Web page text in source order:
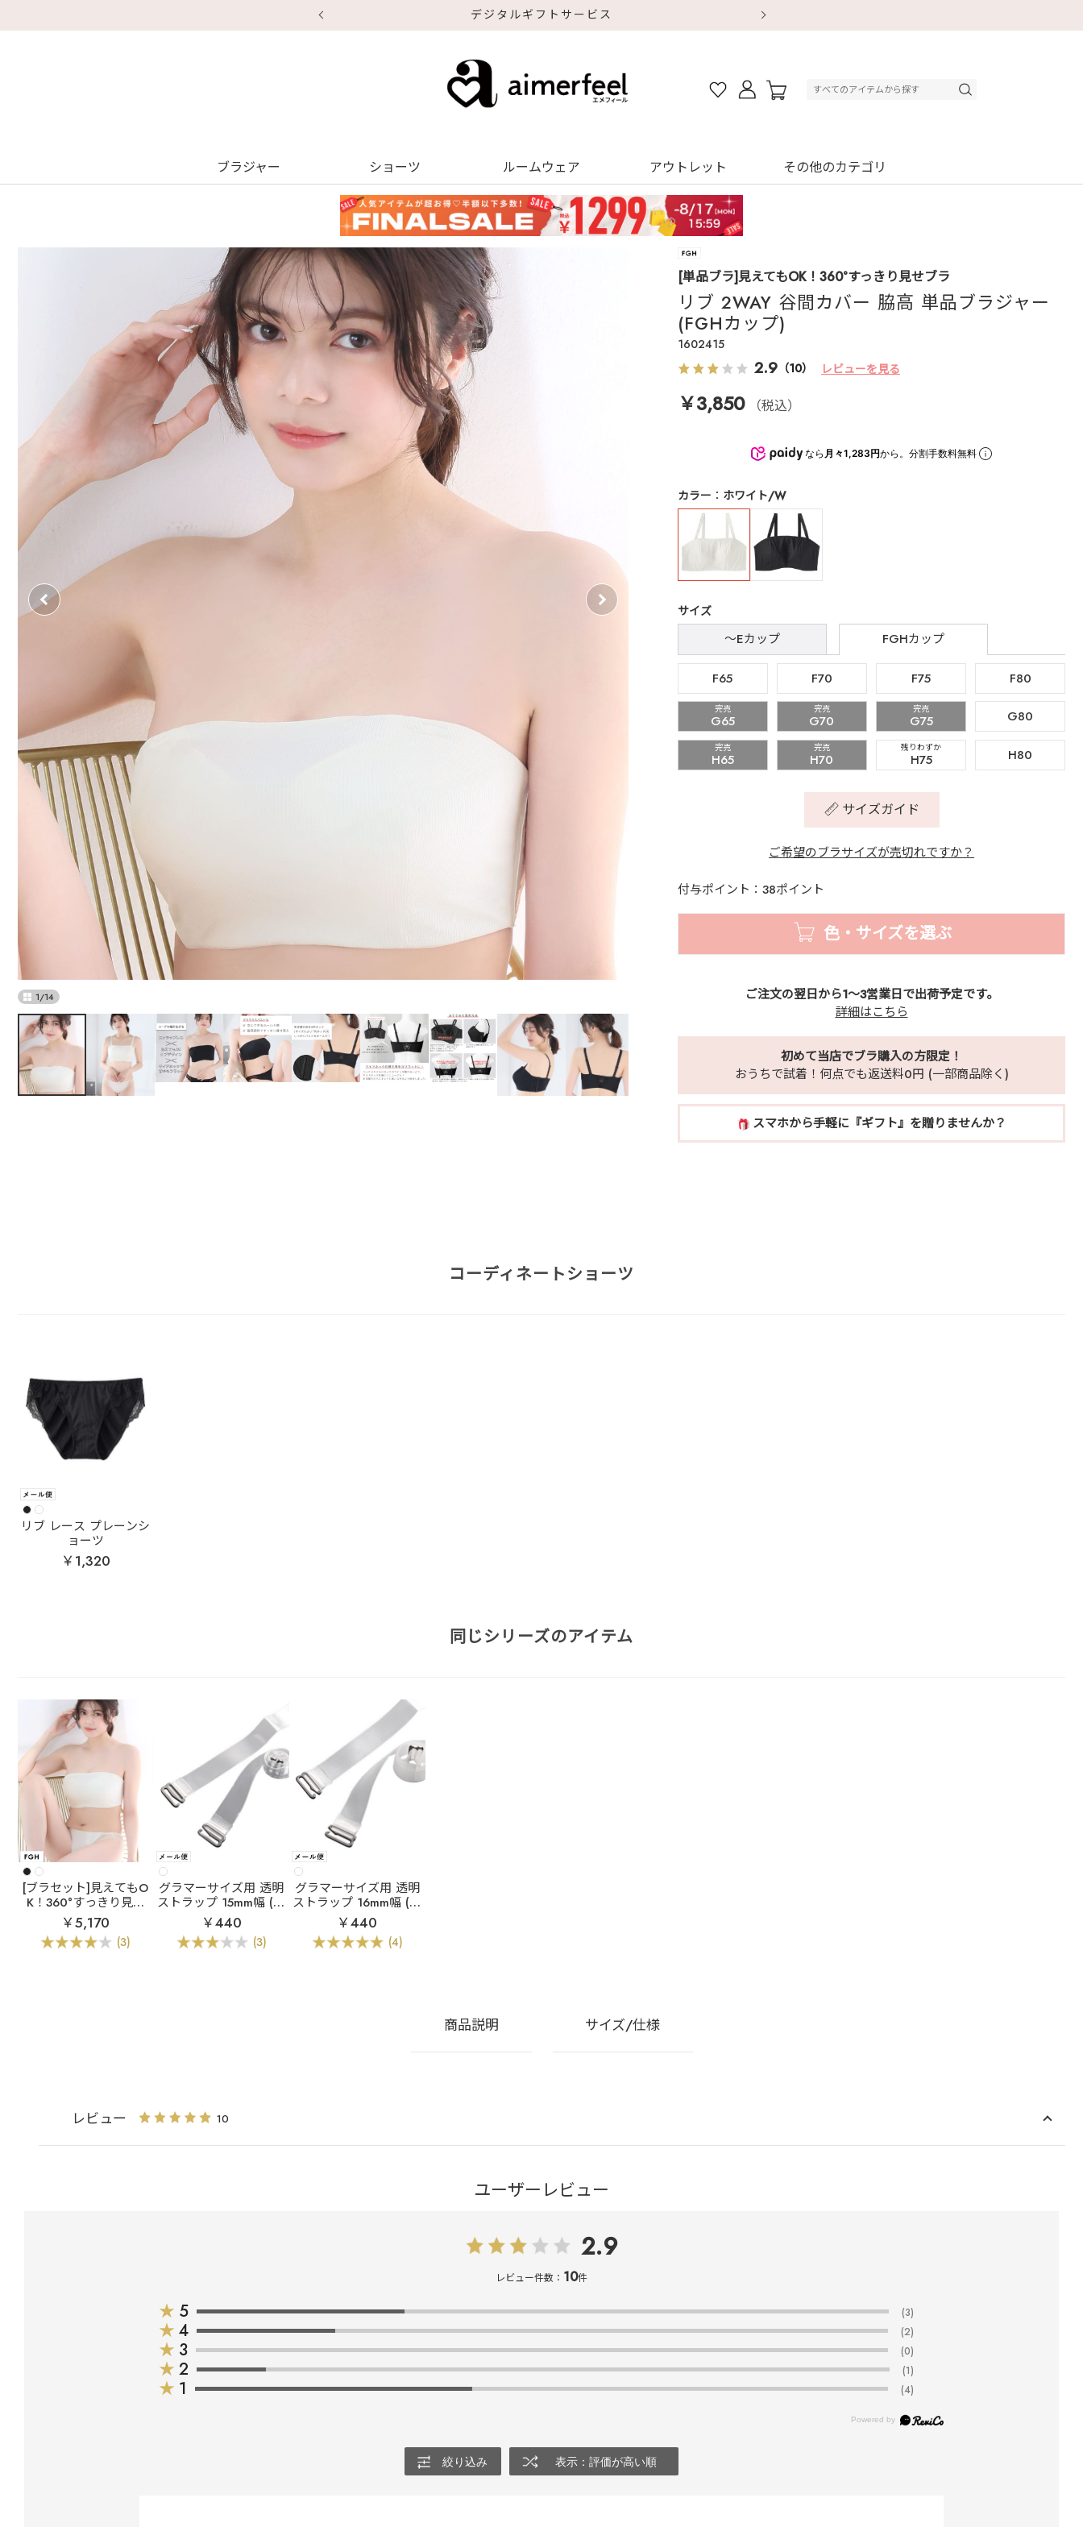
デジタルギフトサービス
ブラジャー ショーツ ルームウェア アウトレット その他のカテゴリ
1/14
[単品ブラ]見えてもOK！360°すっきり見せブラ
リブ 2WAY 谷間カバー 脇高 単品ブラジャー
(FGHカップ)
1602415
2.9 （10） レビューを見る
￥3,850 （税込）
なら 月々1,283円から。分割手数料無料
カラー ホワイト/W
サイズ
～Eカップ FGHカップ
F65 F70 F75 F80
完売
G65
完売
G70
完売
G75 G80
完売
H65
完売
H70
残りわずか
H75 H80
サイズガイド
ご希望のブラサイズが売切れですか？
付与ポイント：38ポイント
色・サイズを選ぶ
ご注文の翌日から1～3営業日で出荷予定です。
詳細はこちら
初めて当店でブラ購入の方限定！
おうちで試着！何点でも返送料0円 (一部商品除く)
スマホから手軽に『ギフト』を贈りませんか？
コーディネートショーツ
リブ レース プレーンシ
ョーツ
￥1,320
同じシリーズのアイテム
[ブラセット]見えてもO
K！360°すっきり見せ
リブ 2WAY 谷間
カバー 脇高 ブラジャー
&ショーツ (FGHカッ
￥5,170
(3)
グラマーサイズ用 透明
ストラップ 15mm幅 (ク
リアタイプ)
￥440
(3)
グラマーサイズ用 透明
ストラップ 16mm幅 (白
濁タイプ)
￥440
(4)
商品説明 サイズ/仕様
レビュー 10
ユーザーレビュー
2.9
レビュー件数： 10件
★ 5 (3)
★ 4 (2)
★ 3 (0)
★ 2 (1)
★ 1 (4)
絞り込み 表示：評価が高い順